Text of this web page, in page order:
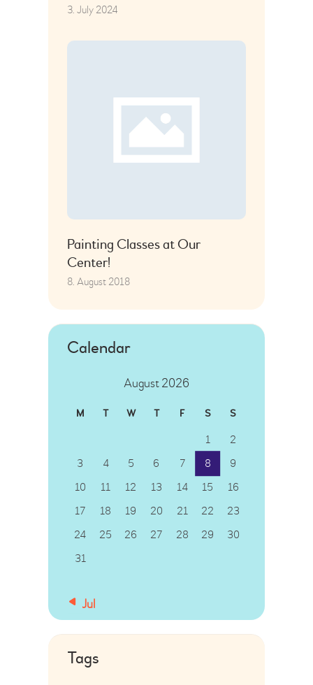
3. July 2024
Painting Classes at Our
Center!
8. August 2018
Calendar
August 2026
M T W T F S S
1
2
3
4 5 6 7 8
9
10
11 12 13 14 15
16
17
18 19 20 21 22
23
24
25 26 27 28 29
30
31
« Jul
Tags